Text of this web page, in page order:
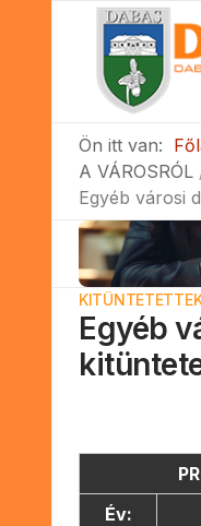
Ön itt van:
A VÁROSRÓL
Egyéb városi
Egyéb
Év: